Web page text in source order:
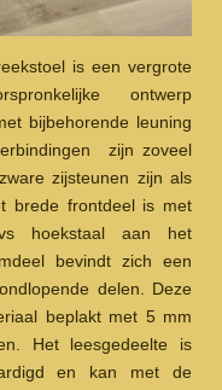
is een vergrote
ontwerp
bijbehorende leuning
zijn zoveel
zijsteunen zijn als
brede frontdeel is met
hoekstaal aan het
bevindt zich een
delen. Deze
beplakt met 5 mm
Het leesgedeelte is
en kan met de